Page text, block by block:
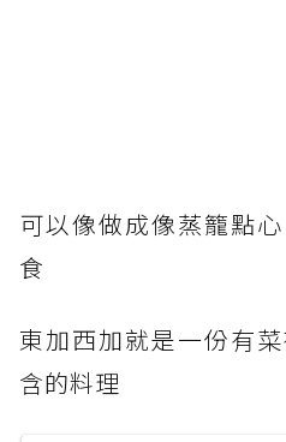
可以像做成像蒸籠點
食
東加西加就是一份有
含的料理